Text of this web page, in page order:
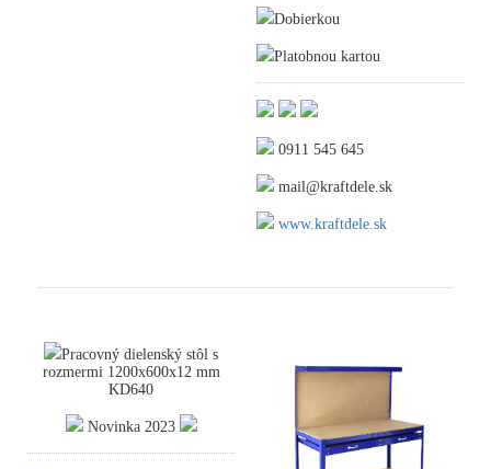
Dobierkou
Platobnou kartou
0911 545 645
mail@kraftdele.sk
www.kraftdele.sk
Pracovný dielenský stôl s
rozmermi 1200x600x12 mm
KD640
Novinka 2023